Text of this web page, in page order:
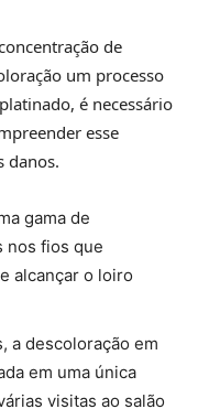
de
um processo
é necessário
esse
danos.
gama de
nos fios que
alcançar o loiro
a descoloração em
em uma única
visitas ao salão